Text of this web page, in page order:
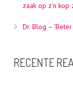
zaak op z’n kop
Dr. Blog –
RECENTE